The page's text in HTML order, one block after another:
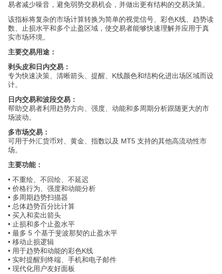
易者减少噪音，避免弱势交易机会，并做出更有结构的交易决策。
该指标将复杂的市场计算转换为简单的视觉信号、彩色K线、趋势读
数、止损水平和多个止盈区域，使交易者能够快速理解并应用于真
实市场环境。
主要交易用途：
剥头皮和日内交易：
专为快速决策、清晰箭头、提醒、K线颜色和结构化进出场区域而设
计。
日内交易和波段交易：
帮助交易者利用趋势方向、强度、动能和多周期分析跟随更大的市
场波动。
多市场交易：
可用于外汇货币对、黄金、指数以及 MT5 支持的其他高流动性市
场。
主要功能：
• 不重绘、不回绘、不延迟
• 价格行为、强度和动能分析
• 多周期趋势扫描器
• 总体趋势百分比计算
• 买入和卖出箭头
• 止损和多个止盈水平
• 最多 5 个基于斐波那契的止盈水平
• 移动止损逻辑
• 用于趋势和动能的彩色K线
• 实时提醒到终端、手机和电子邮件
• 现代化用户友好面板